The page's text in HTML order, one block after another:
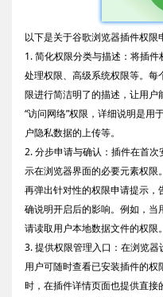
以下是关于谷歌浏览器插件权限
1. 简化权限分类与描述：将插
处理权限、高级系统权限等。
限进行简洁明了的描述，让用
“访问网络”权限，详细说明是用
户隐私数据的上传等。
2. 分步申请与确认：插件在首
示在浏览器界面的必要元素权限
再弹出针对性的权限申请提示
确说明开启后的影响。例如，当
请读取用户本地数据文件的权限。
3. 提供权限管理入口：在浏览器
用户可随时查看已安装插件的
时，在插件详情页面也提供直接